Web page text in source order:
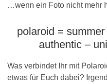
…wenn ein Foto nicht mehr
polaroid =
authentic –
Was verbindet Ihr mit
etwas für Euch dabei?